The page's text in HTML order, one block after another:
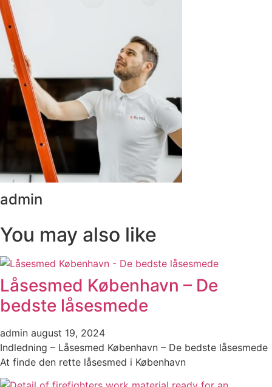
admin
You may also like
Låsesmed København – De
bedste låsesmede
admin august 19, 2024
Indledning – Låsesmed København – De bedste låsesmede
At finde den rette låsesmed i København